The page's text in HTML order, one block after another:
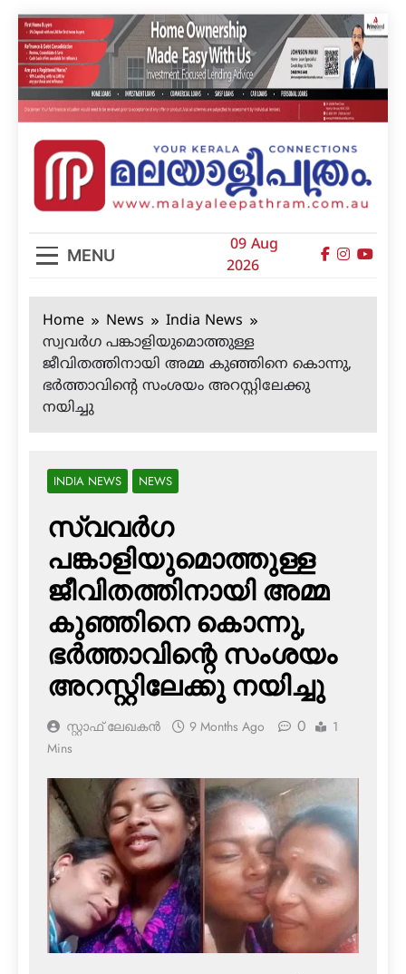
Skip
to
content
മലയാളിപത്രം
MENU
09 Aug
2026
Home News
India News
സ്വവര്‍ഗ പങ്കാളിയുമൊത്തുള്ള
ജീവിതത്തിനായി അമ്മ കുഞ്ഞിനെ കൊന്നു,
ഭര്‍ത്താവിന്റെ സംശയം അറസ്റ്റിലേക്കു
നയിച്ചു
INDIA NEWS NEWS
സ്വവര്‍ഗ
പങ്കാളിയുമൊത്തുള്ള
ജീവിതത്തിനായി അമ്മ
കുഞ്ഞിനെ കൊന്നു,
ഭര്‍ത്താവിന്റെ സംശയം
അറസ്റ്റിലേക്കു നയിച്ചു
സ്റ്റാഫ് ലേഖകൻ 9 Months Ago 0
1
Mins